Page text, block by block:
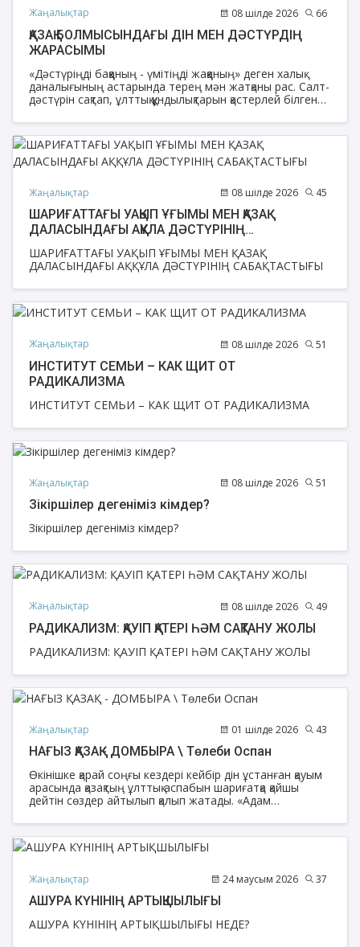
жұмысы спорт журналистикасымен тығыз
байланысты.
Жаңалықтар 08 шілде 2026 66
ҚАЗАҚ БОЛМЫСЫНДАҒЫ ДІН МЕН ДӘСТҮРДІҢ
ЖАРАСЫМЫ
«Дәстүріңді баққаның - үмітіңді жаққаның» деген халық
даналығының астарында терең мән жатқаны рас. Салт-
дәстүрін сақтап, ұлттық құндылықтарын қастерлей білген
ұлттың өзіндік болмысы, дүниетанымы, өмір сүру
дағдысы мен мәдени ерекшелігі бар. Өзге елге сапар
шеккен адам сол айырмашылықтарды көріп қана қоймай,
өз халқының қадір-қасиетін, артықшылықтары мен
Жаратушының әр халыққа өзіндік ерекшелік пен тағдыр
сыйлағанының айқын көрінісі.
Жаңалықтар 08 шілде 2026 45
ШАРИҒАТТАҒЫ УАҚЫП ҰҒЫМЫ МЕН ҚАЗАҚ
ДАЛАСЫНДАҒЫ АҚҚҰЛА ДӘСТҮРІНІҢ
ШАРИҒАТТАҒЫ УАҚЫП ҰҒЫМЫ МЕН ҚАЗАҚ
ДАЛАСЫНДАҒЫ АҚҚҰЛА ДӘСТҮРІНІҢ САБАҚТАСТЫҒЫ
Жаңалықтар 08 шілде 2026 51
ИНСТИТУТ СЕМЬИ – КАК ЩИТ ОТ
РАДИКАЛИЗМА
ИНСТИТУТ СЕМЬИ – КАК ЩИТ ОТ РАДИКАЛИЗМА
Жаңалықтар 08 шілде 2026 51
Зікіршілер дегеніміз кімдер?
Зікіршілер дегеніміз кімдер?
Жаңалықтар 08 шілде 2026 49
РАДИКАЛИЗМ: ҚАУІП ҚАТЕРІ ҺӘМ САҚТАНУ ЖОЛЫ
РАДИКАЛИЗМ: ҚАУІП ҚАТЕРІ ҺӘМ САҚТАНУ ЖОЛЫ
Жаңалықтар 01 шілде 2026 43
НАҒЫЗ ҚАЗАҚ - ДОМБЫРА \ Төлеби Оспан
Өкінішке қарай соңғы кездері кейбір дін ұстанған қауым
арасында қазақтың ұлттық аспабын шариғатқа қайшы
дейтін сөздер айтылып қалып жатады. «Адам
домбыра жайлы хабары жоқ жаннан туады. Ендеше
ойын-сауық және музыка жайлы шариғатымызда
айтылған бірқатар деректерге назар аударайық. Музыка
деректерге талдау жасап көрейік.
Жаңалықтар 24 маусым 2026 37
АШУРА КҮНІНІҢ АРТЫҚШЫЛЫҒЫ
АШУРА КҮНІНІҢ АРТЫҚШЫЛЫҒЫ НЕДЕ?